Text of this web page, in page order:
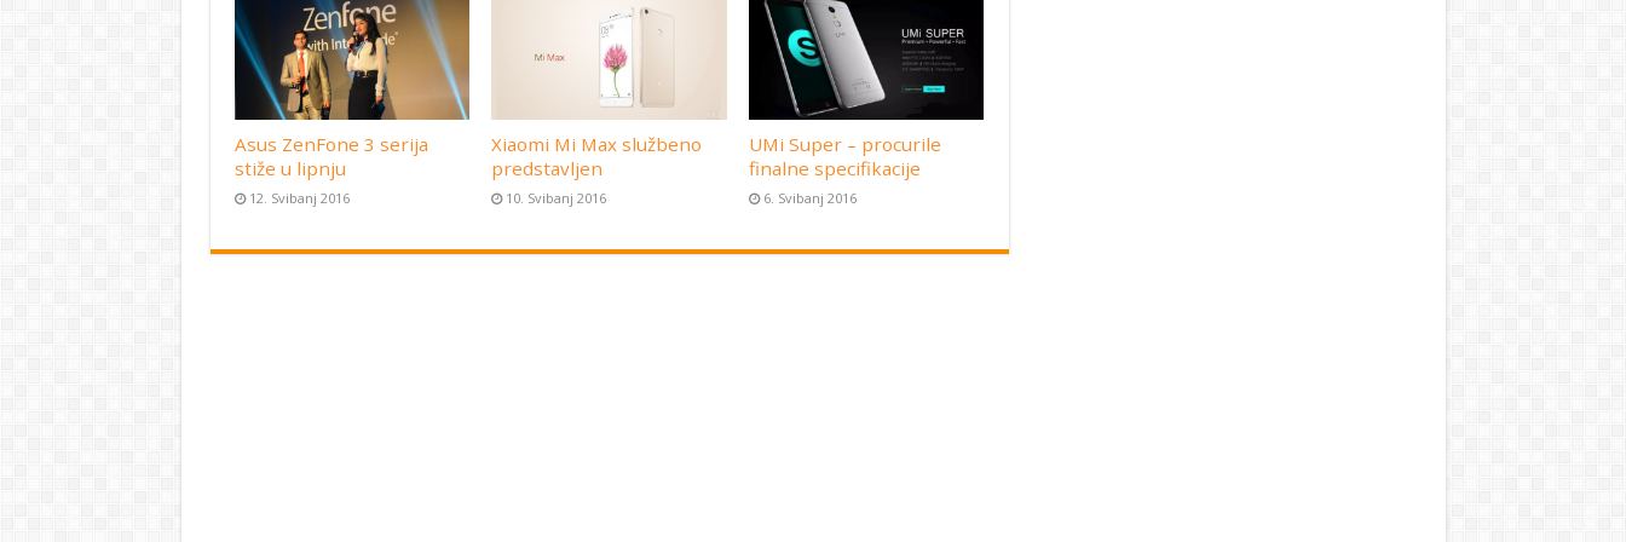
Asus ZenFone 3 serija
stiže u lipnju
12. Svibanj 2016
Xiaomi Mi Max službeno
predstavljen
10. Svibanj 2016
UMi Super – procurile
finalne specifikacije
6. Svibanj 2016